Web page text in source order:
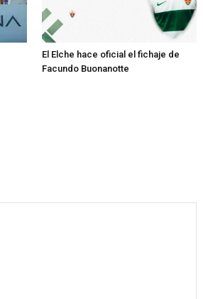
El Elche hace oficial el fichaje de
Facundo Buonanotte